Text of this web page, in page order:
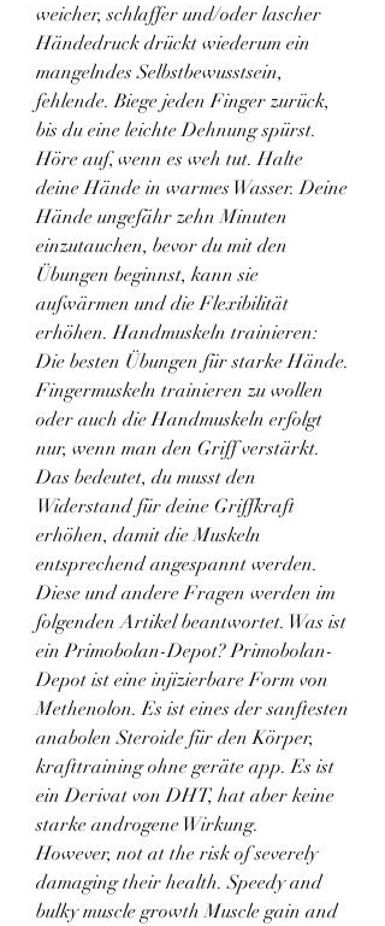
weicher, schlaffer und/oder lascher
Händedruck drückt wiederum ein
mangelndes Selbstbewusstsein,
fehlende. Biege jeden Finger zurück,
bis du eine leichte Dehnung spürst.
Höre auf, wenn es weh tut. Halte
deine Hände in warmes Wasser. Deine
Hände ungefähr zehn Minuten
einzutauchen, bevor du mit den
Übungen beginnst, kann sie
aufwärmen und die Flexibilität
erhöhen. Handmuskeln trainieren:
Die besten Übungen für starke Hände.
Fingermuskeln trainieren zu wollen
oder auch die Handmuskeln erfolgt
nur, wenn man den Griff verstärkt.
Das bedeutet, du musst den
Widerstand für deine Griffkraft
erhöhen, damit die Muskeln
entsprechend angespannt werden.
Diese und andere Fragen werden im
folgenden Artikel beantwortet. Was ist
ein Primobolan-Depot? Primobolan-
Depot ist eine injizierbare Form von
Methenolon. Es ist eines der sanftesten
anabolen Steroide für den Körper,
krafttraining ohne geräte app. Es ist
ein Derivat von DHT, hat aber keine
starke androgene Wirkung.
However, not at the risk of severely
damaging their health. Speedy and
bulky muscle growth Muscle gain and